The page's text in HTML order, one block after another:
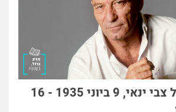
פוסט לזכרו של צבי ינאי, 9 ביוני 1935 - 16